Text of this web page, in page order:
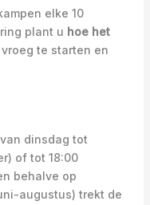
elke 10
plant u hoe het
te starten en
dinsdag tot
of tot 18:00
behalve op
augustus) trekt de